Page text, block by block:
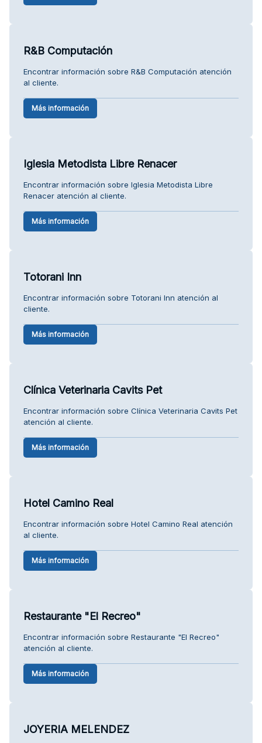
R&B Computación
Encontrar información sobre R&B Computación atención
al cliente.
Más información
Iglesia Metodista Libre Renacer
Encontrar información sobre Iglesia Metodista Libre
Renacer atención al cliente.
Más información
Totorani Inn
Encontrar información sobre Totorani Inn atención al
cliente.
Más información
Clínica Veterinaria Cavits Pet
Encontrar información sobre Clínica Veterinaria Cavits Pet
atención al cliente.
Más información
Hotel Camino Real
Encontrar información sobre Hotel Camino Real atención
al cliente.
Más información
Restaurante "El Recreo"
Encontrar información sobre Restaurante "El Recreo"
atención al cliente.
Más información
JOYERIA MELENDEZ